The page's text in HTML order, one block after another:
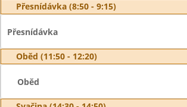
Přesnídávka (8:50 - 9:15)
Přesnídávka
Oběd (11:50 - 12:20)
Oběd